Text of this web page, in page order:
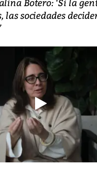
las sociedades